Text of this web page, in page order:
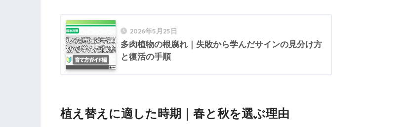
2026年5月25日
多肉植物の根腐れ｜失敗から学んだサインの見分け方
と復活の手順
植え替えに適した時期｜春と秋を選ぶ理由